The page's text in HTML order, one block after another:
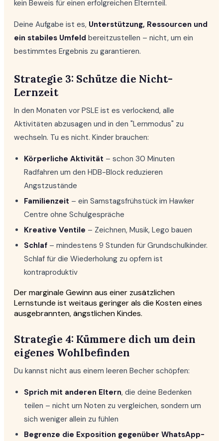
kein Beweis für einen erfolgreichen Elternteil.
Deine Aufgabe ist es, Unterstützung, Ressourcen und
ein stabiles Umfeld bereitzustellen – nicht, um ein
bestimmtes Ergebnis zu garantieren.
Strategie 3: Schütze die Nicht-
Lernzeit
In den Monaten vor PSLE ist es verlockend, alle
Aktivitäten abzusagen und in den "Lernmodus" zu
wechseln. Tu es nicht. Kinder brauchen:
Körperliche Aktivität – schon 30 Minuten
Radfahren um den HDB-Block reduzieren
Angstzustände
Familienzeit – ein Samstagsfrühstück im Hawker
Centre ohne Schulgespräche
Kreative Ventile – Zeichnen, Musik, Lego bauen
Schlaf – mindestens 9 Stunden für Grundschulkinder.
Schlaf für die Wiederholung zu opfern ist
kontraproduktiv
Der marginale Gewinn aus einer zusätzlichen
Lernstunde ist weitaus geringer als die Kosten eines
ausgebrannten, ängstlichen Kindes.
Strategie 4: Kümmere dich um dein
eigenes Wohlbefinden
Du kannst nicht aus einem leeren Becher schöpfen:
Sprich mit anderen Eltern, die deine Bedenken
teilen – nicht um Noten zu vergleichen, sondern um
sich weniger allein zu fühlen
Begrenze die Exposition gegenüber WhatsApp-